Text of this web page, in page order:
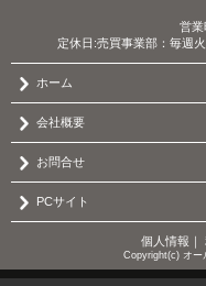
営業
定休日:売買事業部：毎週
ホーム
会社概要
お問合せ
PCサイト
個人情報 ｜
Copyright(c) オー